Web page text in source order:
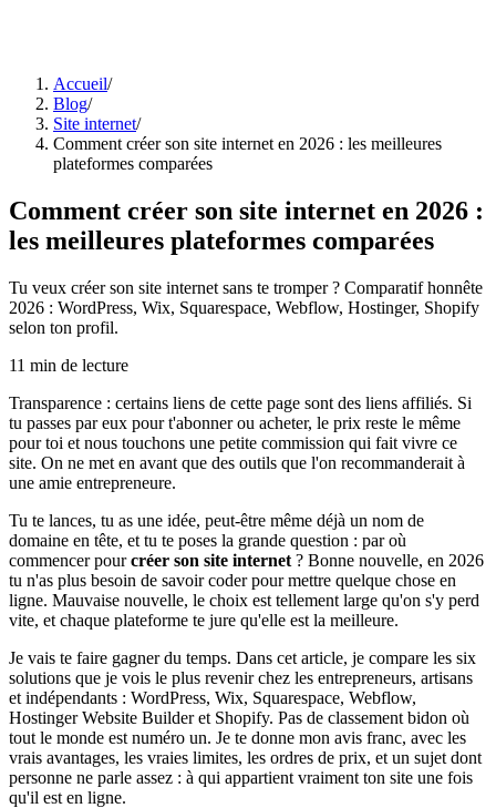
Accueil/
Blog/
Site internet/
Comment créer son site internet en 2026 : les meilleures
plateformes comparées
Comment créer son site internet en 2026 :
les meilleures plateformes comparées
Tu veux créer son site internet sans te tromper ? Comparatif honnête
2026 : WordPress, Wix, Squarespace, Webflow, Hostinger, Shopify
selon ton profil.
11 min de lecture
Transparence : certains liens de cette page sont des liens affiliés. Si
tu passes par eux pour t'abonner ou acheter, le prix reste le même
pour toi et nous touchons une petite commission qui fait vivre ce
site. On ne met en avant que des outils que l'on recommanderait à
une amie entrepreneure.
Tu te lances, tu as une idée, peut-être même déjà un nom de
domaine en tête, et tu te poses la grande question : par où
commencer pourcréer son site internet ? Bonne nouvelle, en 2026
tu n'as plus besoin de savoir coder pour mettre quelque chose en
ligne. Mauvaise nouvelle, le choix est tellement large qu'on s'y perd
vite, et chaque plateforme te jure qu'elle est la meilleure.
Je vais te faire gagner du temps. Dans cet article, je compare les six
solutions que je vois le plus revenir chez les entrepreneurs, artisans
et indépendants : WordPress, Wix, Squarespace, Webflow,
Hostinger Website Builder et Shopify. Pas de classement bidon où
tout le monde est numéro un. Je te donne mon avis franc, avec les
vrais avantages, les vraies limites, les ordres de prix, et un sujet dont
personne ne parle assez : à qui appartient vraiment ton site une fois
qu'il est en ligne.